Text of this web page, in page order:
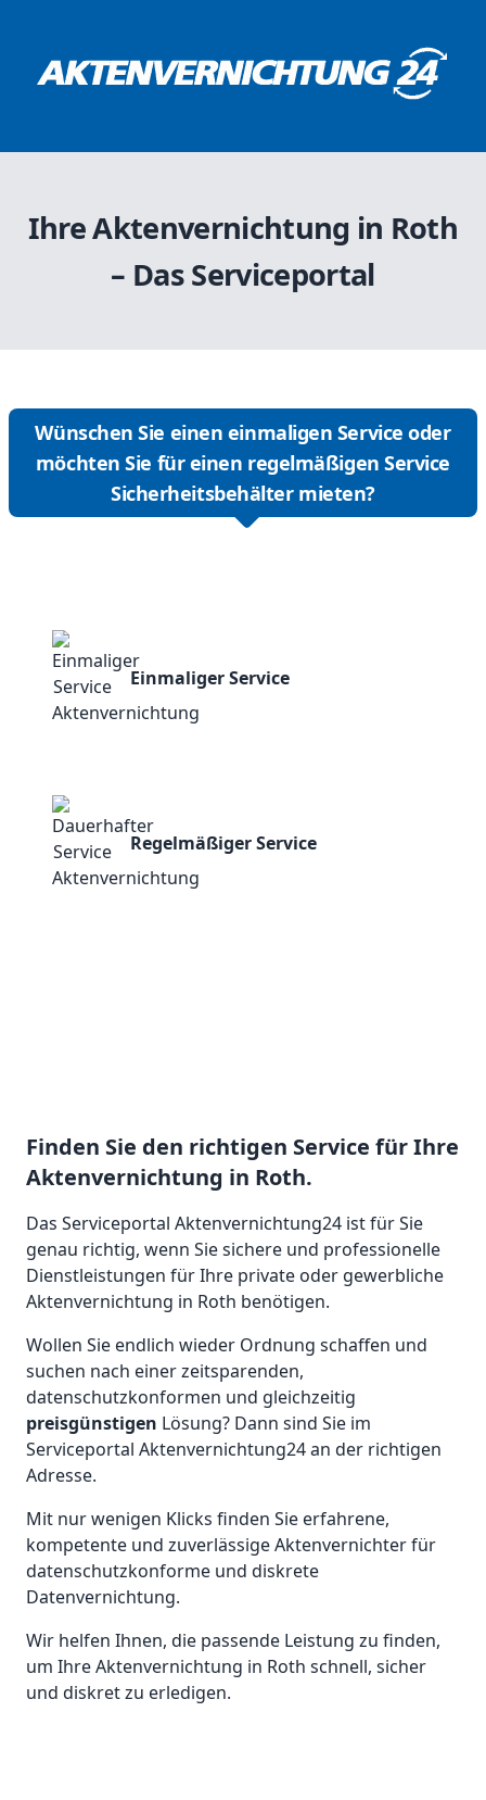
Ihre Aktenvernichtung in Roth
– Das Serviceportal
Wünschen Sie einen einmaligen Service oder
möchten Sie für einen regelmäßigen Service
Sicherheitsbehälter mieten?
Einmaliger Service
Regelmäßiger Service
Finden Sie den richtigen Service für Ihre
Aktenvernichtung in Roth.
Das Serviceportal Aktenvernichtung24 ist für Sie
genau richtig, wenn Sie sichere und professionelle
Dienstleistungen für Ihre private oder gewerbliche
Aktenvernichtung in Roth benötigen.
Wollen Sie endlich wieder Ordnung schaffen und
suchen nach einer zeitsparenden,
datenschutzkonformen und gleichzeitig
preisgünstigen Lösung? Dann sind Sie im
Serviceportal Aktenvernichtung24 an der richtigen
Adresse.
Mit nur wenigen Klicks finden Sie erfahrene,
kompetente und zuverlässige Aktenvernichter für
datenschutzkonforme und diskrete
Datenvernichtung.
Wir helfen Ihnen, die passende Leistung zu finden,
um Ihre Aktenvernichtung in Roth schnell, sicher
und diskret zu erledigen.